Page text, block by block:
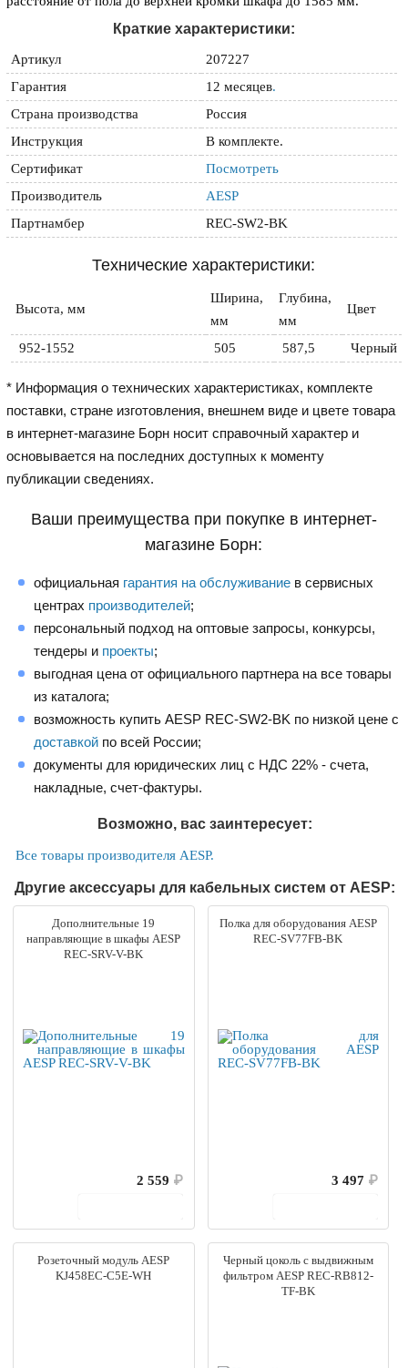
Краткие характеристики:
Артикул
207227
Гарантия
12 месяцев.
Страна производства
Россия
Инструкция
В комплекте.
Сертификат
Посмотреть
Производитель
AESP
Партнамбер
REC-SW2-BK
Технические характеристики:
Высота, мм
Ширина,
мм
Глубина,
мм
Цвет
952-1552 505 587,5 Черный
* Информация о технических характеристиках, комплекте
поставки, стране изготовления, внешнем виде и цвете товара
в интернет-магазине Борн носит справочный характер и
основывается на последних доступных к моменту
публикации сведениях.
Ваши преимущества при покупке в интернет-
магазине Борн:
официальная гарантия на обслуживание в сервисных
центрах производителей;
персональный подход на оптовые запросы, конкурсы,
тендеры и проекты;
выгодная цена от официального партнера на все товары
из каталога;
возможность купить AESP REC-SW2-BK по низкой цене с
доставкой по всей России;
документы для юридических лиц с НДС 22% - счета,
накладные, счет-фактуры.
Возможно, вас заинтересует:
Все товары производителя AESP.
Другие аксессуары для кабельных систем от AESP:
Дополнительные 19
направляющие в шкафы AESP
REC-SRV-V-BK
2 559 ₽
Полка для оборудования AESP
REC-SV77FB-BK
3 497 ₽
Розеточный модуль AESP
KJ458EC-C5E-WH
Черный цоколь с выдвижным
фильтром AESP REC-RB812-
TF-BK